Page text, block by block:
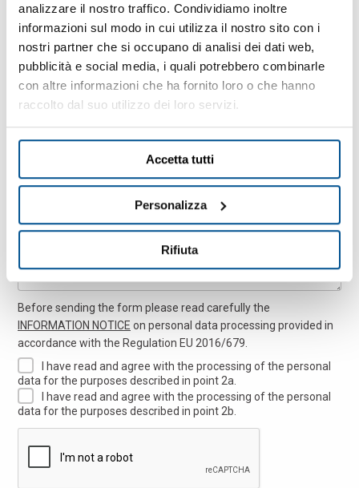
analizzare il nostro traffico. Condividiamo inoltre
informazioni sul modo in cui utilizza il nostro sito con i
nostri partner che si occupano di analisi dei dati web,
pubblicità e social media, i quali potrebbero combinarle
con altre informazioni che ha fornito loro o che hanno
raccolto dal suo utilizzo dei loro servizi.
Accetta tutti
Personalizza
Rifiuta
E-Mail-Adresse
PLZ
Before sending the form please read carefully the
INFORMATION NOTICE on personal data processing provided in
accordance with the Regulation EU 2016/679.
I have read and agree with the processing of the personal
data for the purposes described in point 2a.
I have read and agree with the processing of the personal
data for the purposes described in point 2b.